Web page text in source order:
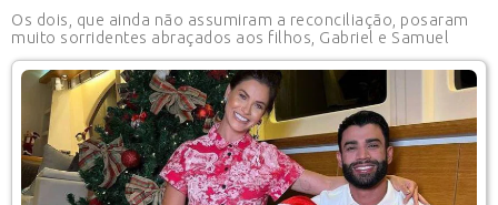
Os dois, que ainda não assumiram a reconciliação, posaram
muito sorridentes abraçados aos filhos, Gabriel e Samuel